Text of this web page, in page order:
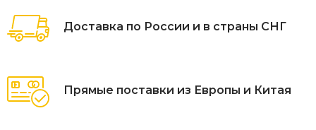
Доставка по России и в страны СНГ
Прямые поставки из Европы и Китая